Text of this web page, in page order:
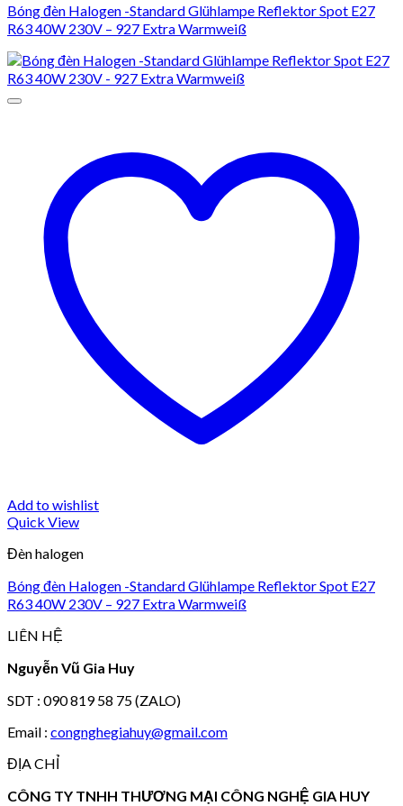
Bóng đèn Halogen -Standard Glühlampe Reflektor Spot E27
R63 40W 230V – 927 Extra Warmweiß
Add to wishlist
Quick View
Đèn halogen
Bóng đèn Halogen -Standard Glühlampe Reflektor Spot E27
R63 40W 230V – 927 Extra Warmweiß
LIÊN HỆ
Nguyễn Vũ Gia Huy
SDT : 090 819 58 75 (ZALO)
Email : congnghegiahuy@gmail.com
ĐỊA CHỈ
CÔNG TY TNHH THƯƠNG MẠI CÔNG NGHỆ GIA HUY